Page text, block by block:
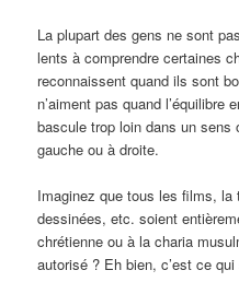
La plupart des gens ne sont
lents à comprendre certaines
reconnaissent quand ils sont
n’aiment pas quand
bascule trop loin dans un sens
gauche ou à droite.
Imaginez que tous les films,
dessinées, etc. soient
chrétienne ou à la charia
autorisé ? Eh bien, c’est ce